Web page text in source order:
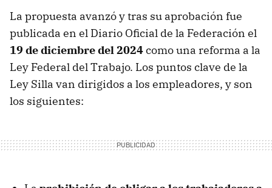
La propuesta avanzó y tras su aprobación fue
publicada en el Diario Oficial de la Federación el
19 de diciembre del 2024como una reforma a la
Ley Federal del Trabajo. Los puntos clave de la
Ley Silla van dirigidos a los empleadores, y son
los siguientes: